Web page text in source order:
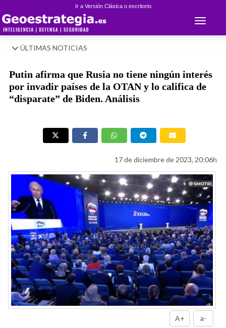
Ir a Versión Clásica o escritorio
Toggle
ÚLTIMAS NOTICIAS
Putin afirma que Rusia no tiene ningún interés
por invadir países de la OTAN y lo califica de
“disparate” de Biden. Análisis
17 de diciembre de 2023, 20:06h
A+ a-